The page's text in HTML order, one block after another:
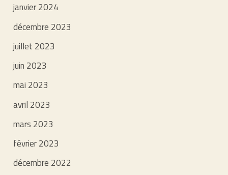
janvier 2024
décembre 2023
juillet 2023
juin 2023
mai 2023
avril 2023
mars 2023
février 2023
décembre 2022